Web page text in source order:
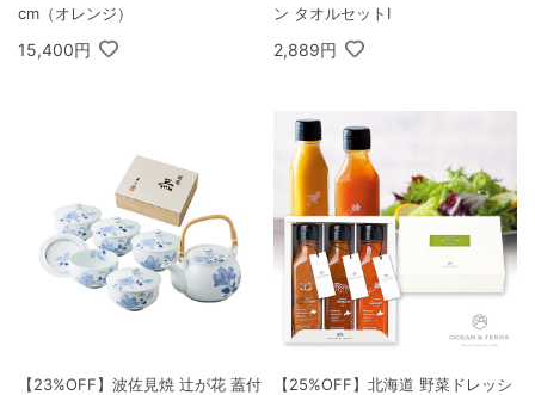
cm（オレンジ）
15,400円
ン タオルセットI
2,889円
【23%OFF】波佐見焼 辻が花 蓋付
【25%OFF】北海道 野菜ドレッシ